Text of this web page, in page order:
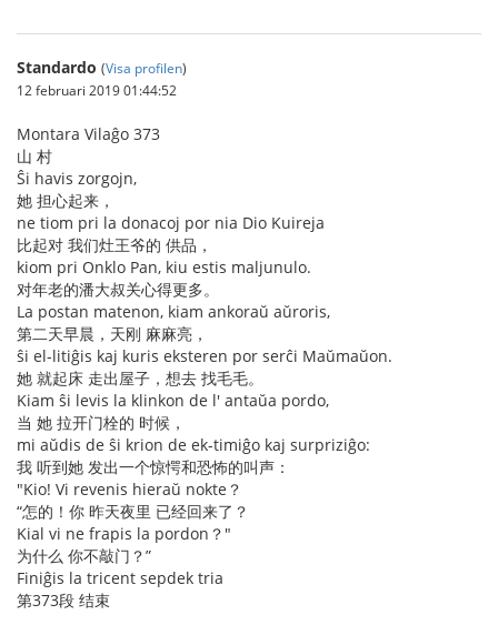
Standardo (Visa profilen)
12 februari 2019 01:44:52
Montara Vilaĝo 373
山 村
Ŝi havis zorgojn,
她 担心起来，
ne tiom pri la donacoj por nia Dio Kuireja
比起对 我们灶王爷的 供品，
kiom pri Onklo Pan, kiu estis maljunulo.
对年老的潘大叔关心得更多。
La postan matenon, kiam ankoraŭ aŭroris,
第二天早晨，天刚 麻麻亮，
ŝi el-litiĝis kaj kuris eksteren por serĉi Maŭmaŭon.
她 就起床 走出屋子，想去 找毛毛。
Kiam ŝi levis la klinkon de l' antaŭa pordo,
当 她 拉开门栓的 时候，
mi aŭdis de ŝi krion de ek-timiĝo kaj surpriziĝo:
我 听到她 发出一个惊愕和恐怖的叫声：
"Kio! Vi revenis hieraŭ nokte？
“怎的！你 昨天夜里 已经回来了？
Kial vi ne frapis la pordon？"
为什么 你不敲门？”
Finiĝis la tricent sepdek tria
第373段 结束